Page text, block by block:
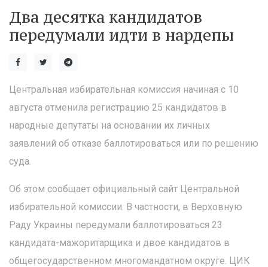
Два десятка кандидатов
передумали идти в нардепы
Центральная избирательная комиссия начиная с 10
августа отменила регистрацию 25 кандидатов в
народные депутаты на основании их личных
заявлений об отказе баллотироваться или по решению
суда.
Об этом сообщает официальный сайт Центральной
избирательной комиссии. В частности, в Верховную
Раду Украины передумали баллотироваться 23
кандидата-мажоритарщика и двое кандидатов в
общегосударственном многомандатном округе. ЦИК